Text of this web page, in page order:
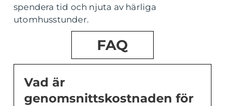
spendera tid och njuta av härliga
utomhusstunder.
FAQ
Vad är
genomsnittskostnaden för